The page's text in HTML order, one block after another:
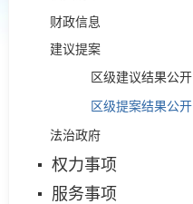
财政信息
部门预决算
预算绩效管理
建议提案
区级建议结果公开
区级提案结果公开
法治政府
权力事项
服务事项